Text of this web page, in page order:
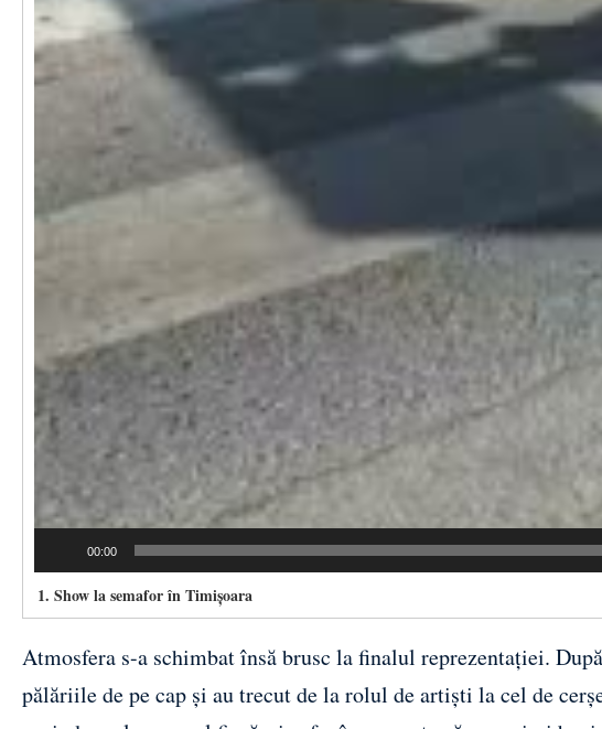
00:00
1. Show la semafor în Timișoara
Atmosfera s-a schimbat însă brusc la finalul reprezentației.
pălăriile de pe cap și au trecut de la rolul de artiști la cel de